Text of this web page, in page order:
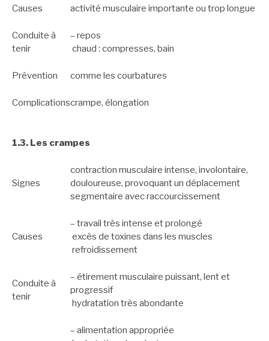
Causes activité musculaire importante ou trop longue
Conduite à
tenir
– repos
chaud : compresses, bain
Prévention comme les courbatures
Complicationscrampe, élongation
1.3. Les crampes
Signes
contraction musculaire intense, involontaire,
douloureuse, provoquant un déplacement
segmentaire avec raccourcissement
Causes
– travail très intense et prolongé
excès de toxines dans les muscles
refroidissement
Conduite à
tenir
– étirement musculaire puissant, lent et
progressif
hydratation très abondante
– alimentation appropriée